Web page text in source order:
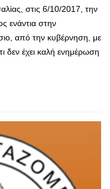
στις 6/10/2017, την
ενάντια στην
από την κυβέρνηση, με
δεν έχει καλή ενημέρωση